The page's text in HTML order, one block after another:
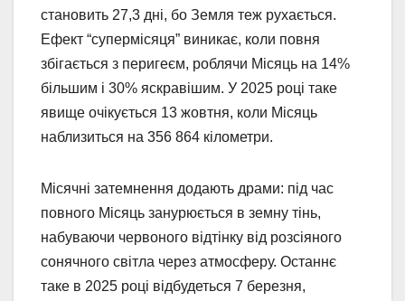
становить 27,3 дні, бо Земля теж рухається.
Ефект “супермісяця” виникає, коли повня
збігається з перигеєм, роблячи Місяць на 14%
більшим і 30% яскравішим. У 2025 році таке
явище очікується 13 жовтня, коли Місяць
наблизиться на 356 864 кілометри.
Місячні затемнення додають драми: під час
повного Місяць занурюється в земну тінь,
набуваючи червоного відтінку від розсіяного
сонячного світла через атмосферу. Останнє
таке в 2025 році відбудеться 7 березня,